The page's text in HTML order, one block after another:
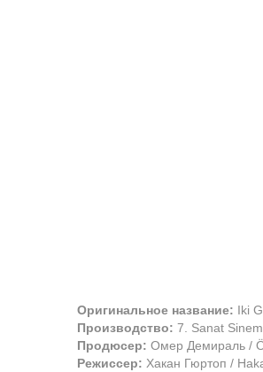
Оригинальное название: Iki
Производство: 7. Sanat
Продюсер: Омер Демираль /
Режиссер: Хакан Гюртоп /